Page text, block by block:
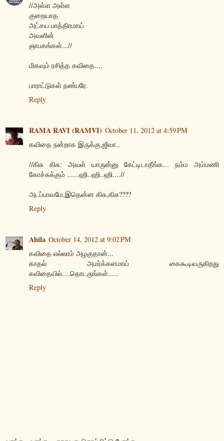
//அள்ள அள்ள
குறையாத
அட்சய பாத்திரமாய்
அவளின்
ஞாபகங்கள்...//
மிகவும் ரசித்த கவிதை....
பாராட்டுகள் நண்பரே.
Reply
RAMA RAVI (RAMVI) October 11, 2012 at 4:59 PM
கவிதை நன்றாக இருக்கு,ஜீவா..
//கிசு கிசு: அவள் யாருன்னு கேட்டிடாதீங்க... நம்ம அம்மணி
கோச்சுக்கும் ......ஹி..ஹி..ஹி....//
அடப்பாவமே,இதென்ன கிசு,கிசு????
Reply
Ahila October 14, 2012 at 9:02 PM
கவிதை எல்லாம் அழகுதான்...
காதல் அமர்க்களமாய் கைகூடிவருகிறது
கவிதையில்....தொடருங்கள்.....
Reply